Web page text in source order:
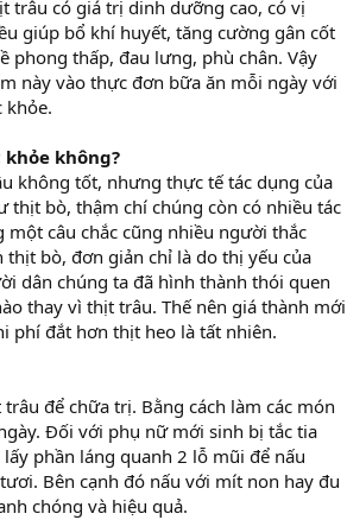
trâu có giá trị dinh dưỡng cao, có vị
giúp bổ khí huyết, tăng cường gân cốt
phong thấp, đau lưng, phù chân. Vậy
này vào thực đơn bữa ăn mỗi ngày với
khỏe.
không?
không tốt, nhưng thực tế tác dụng của
bò, thậm chí chúng còn có nhiều tác
câu chắc cũng nhiều người thắc
bò, đơn giản chỉ là do thị yếu của
dân chúng ta đã hình thành thói quen
thay vì thịt trâu. Thế nên giá thành mới
phí đắt hơn thịt heo là tất nhiên.
để chữa trị. Bằng cách làm các món
Đối với phụ nữ mới sinh bị tắc tia
phần láng quanh 2 lỗ mũi để nấu
Bên cạnh đó nấu với mít non hay đu
chóng và hiệu quả.